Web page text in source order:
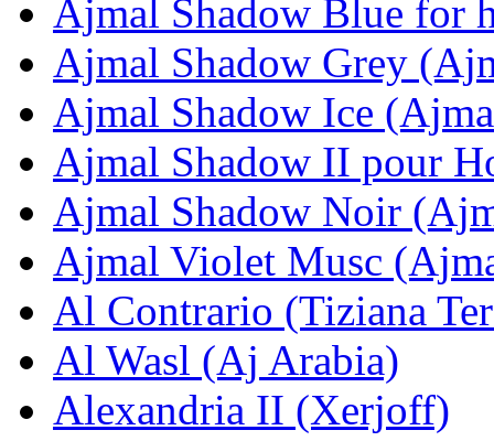
Ajmal Shadow Blue for
Ajmal Shadow Grey
Ajmal Shadow Ice
Ajmal Shadow II pour
Ajmal Shadow Noir
Ajmal Violet Musc
Al Contrario (Tiziana
Al Wasl (Aj Arabia)
Alexandria II (Xerjoff)